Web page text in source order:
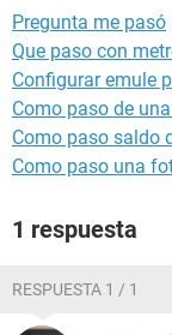
Pregunta me pasó
Que paso con
Configurar emule
Como paso de
Como paso saldo
Como paso una
1 respuesta
RESPUESTA 1 / 1